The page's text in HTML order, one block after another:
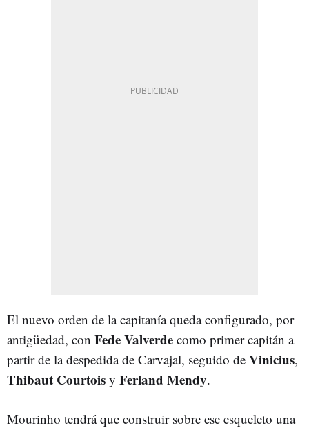
El nuevo orden de la capitanía queda configurado, por
antigüedad, con FedeValverde como primer capitán a
partir de la despedida de Carvajal, seguido de Vinicius,
Thibaut Courtois y Ferland Mendy.
Mourinho tendrá que construir sobre ese esqueleto una